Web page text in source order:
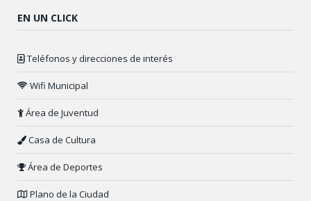
EN UN CLICK
Teléfonos y direcciones de interés
Wifi Municipal
Área de Juventud
Casa de Cultura
Área de Deportes
Plano de la Ciudad